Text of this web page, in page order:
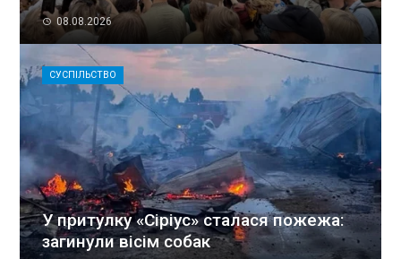
08.08.2026
СУСПІЛЬСТВО
У притулку «Сіріус» сталася пожежа:
загинули вісім собак